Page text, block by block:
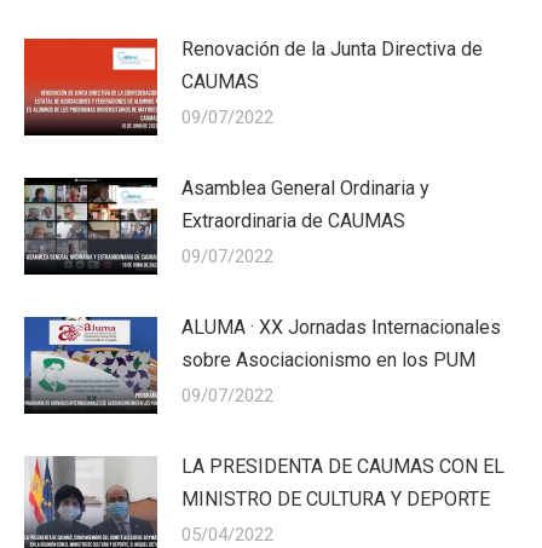
Renovación de la Junta Directiva de
CAUMAS
09/07/2022
Asamblea General Ordinaria y
Extraordinaria de CAUMAS
09/07/2022
ALUMA · XX Jornadas Internacionales
sobre Asociacionismo en los PUM
09/07/2022
LA PRESIDENTA DE CAUMAS CON EL
MINISTRO DE CULTURA Y DEPORTE
05/04/2022